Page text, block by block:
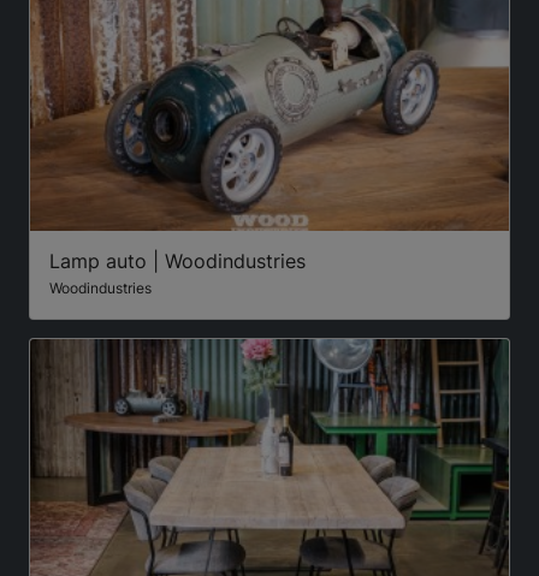
Lamp auto | Woodindustries
Woodindustries